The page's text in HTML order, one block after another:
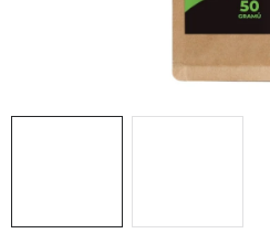
Doprava a platba Recenzie